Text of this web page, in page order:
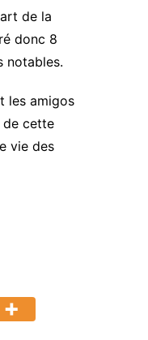
de la
donc 8
notables.
les amigos
de cette
vie des